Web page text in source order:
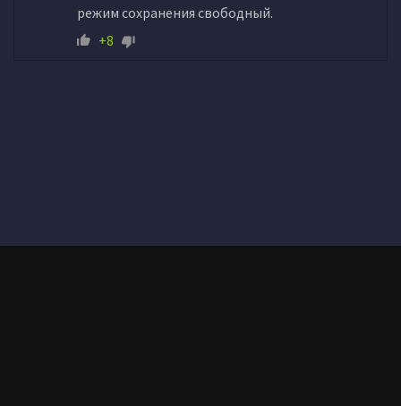
режим сохранения свободный.
+8